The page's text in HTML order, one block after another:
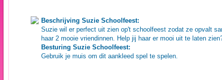
Beschrijving Suzie Schoolfeest:
Suzie wil er perfect uit zien op't schoolfeest zodat ze opvalt
haar 2 mooie vriendinnen. Help jij haar er mooi uit te laten
Besturing Suzie Schoolfeest:
Gebruik je muis om dit aankleed spel te spelen.